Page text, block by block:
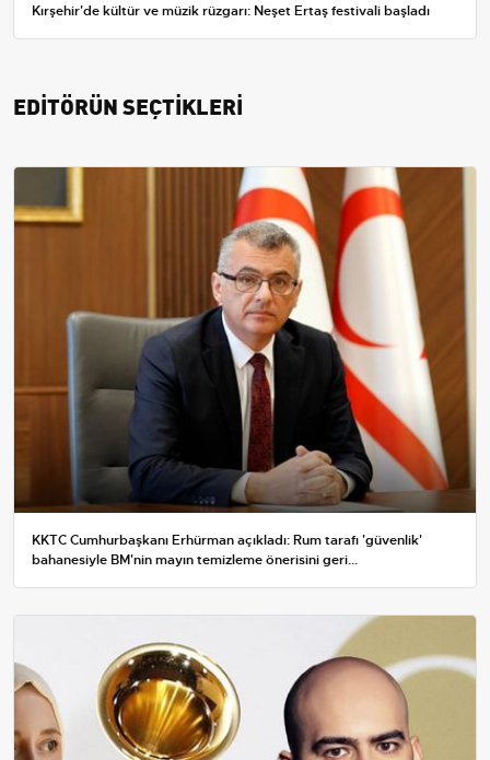
Kırşehir'de kültür ve müzik rüzgarı: Neşet Ertaş festivali başladı
EDİTÖRÜN SEÇTİKLERİ
KKTC Cumhurbaşkanı Erhürman açıkladı: Rum tarafı 'güvenlik'
bahanesiyle BM'nin mayın temizleme önerisini geri...